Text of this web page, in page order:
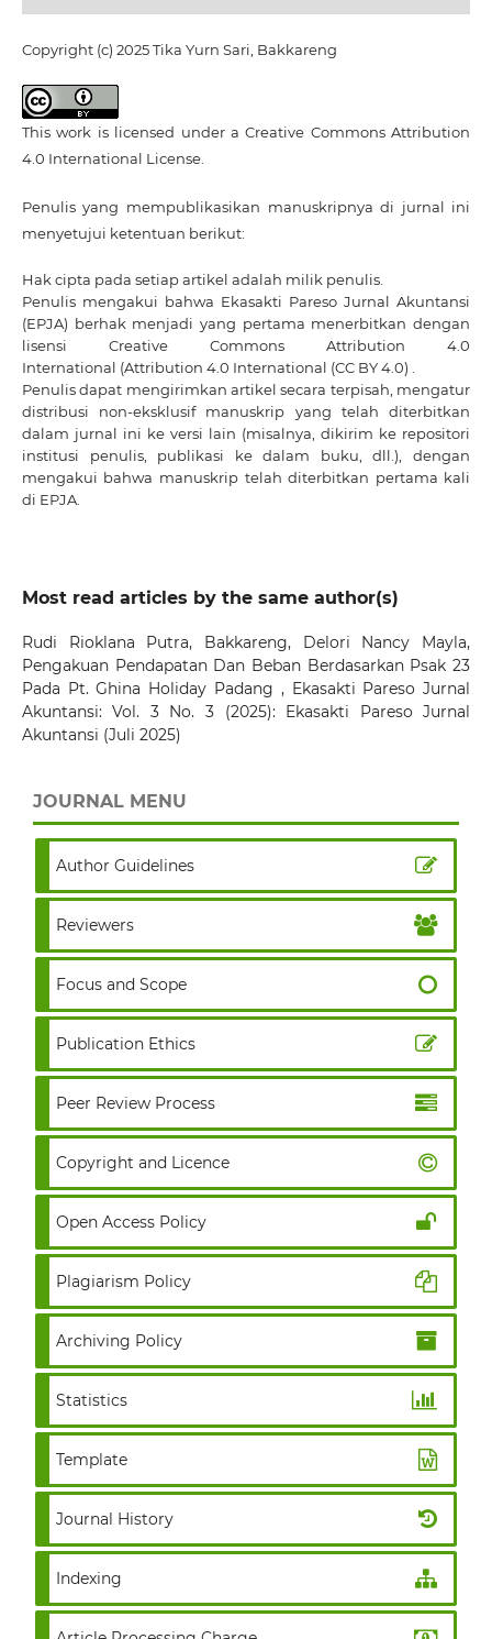
Copyright (c) 2025 Tika Yurn Sari, Bakkareng
This work is licensed under aCreative Commons Attribution
4.0 International License.
Penulis yang mempublikasikan manuskripnya di jurnal ini
menyetujui ketentuan berikut:
Hak cipta pada setiap artikel adalah milik penulis.
Penulis mengakui bahwa Ekasakti Pareso Jurnal Akuntansi
(EPJA) berhak menjadi yang pertama menerbitkan dengan
lisensi Creative Commons Attribution 4.0
International (Attribution 4.0 International (CC BY 4.0) .
Penulis dapat mengirimkan artikel secara terpisah, mengatur
distribusi non-eksklusif manuskrip yang telah diterbitkan
dalam jurnal ini ke versi lain (misalnya, dikirim ke repositori
institusi penulis, publikasi ke dalam buku, dll.), dengan
mengakui bahwa manuskrip telah diterbitkan pertama kali
di EPJA.
Most read articles by the same author(s)
Rudi Rioklana Putra, Bakkareng, Delori Nancy Mayla,
Pengakuan Pendapatan Dan Beban Berdasarkan Psak 23
Pada Pt. Ghina Holiday Padang , Ekasakti Pareso Jurnal
Akuntansi: Vol. 3 No. 3 (2025): Ekasakti Pareso Jurnal
Akuntansi (Juli 2025)
JOURNAL MENU
Author Guidelines
Reviewers
Focus and Scope
Publication Ethics
Peer Review Process
Copyright and Licence
Open Access Policy
Plagiarism Policy
Archiving Policy
Statistics
Template
Journal History
Indexing